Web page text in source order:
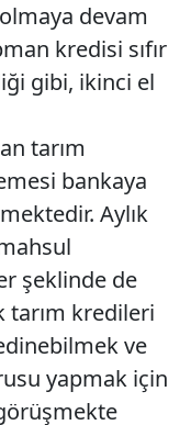
devam
kredisi sıfır
gibi, ikinci el
tarım
bankaya
Aylık
şeklinde de
tarım kredileri
ve
yapmak için